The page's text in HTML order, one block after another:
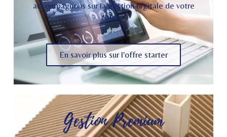
accompagnons sur la gestion digitale de votre
bien.
En savoir plus sur l'offre starter
Gestion Premium